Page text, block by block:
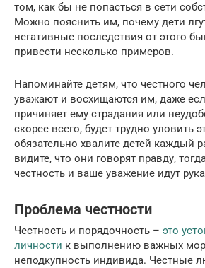
том, как бы не попасться в сети
Можно пояснить им, почему дети
негативные последствия от этого
привести несколько примеров.
Напоминайте детям, что честного
уважают и восхищаются им, даже
причиняет ему страдания или
скорее всего, будет трудно уловить
обязательно хвалите детей каждый
видите, что они говорят правду,
честность и ваше уважение идут
Проблема честности
Честность и порядочность – это
личности к выполнению важных
неподкупность индивида. Честные